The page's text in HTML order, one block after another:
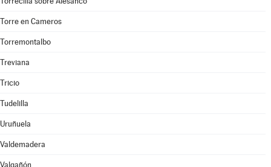
Torre en Cameros
Torremontalbo
Treviana
Tricio
Tudelilla
Uruñuela
Valdemadera
Valgañón